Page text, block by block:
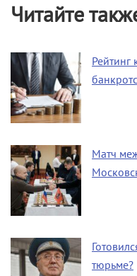
Читайте
Рейтинг
Матч
тюрьме?